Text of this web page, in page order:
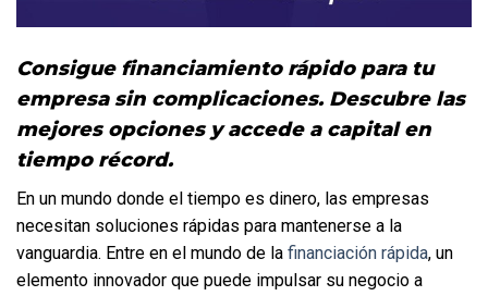
Consigue financiamiento rápido para tu
empresa sin complicaciones. Descubre las
mejores opciones y accede a capital en
tiempo récord.
En un mundo donde el tiempo es dinero, las empresas
necesitan soluciones rápidas para mantenerse a la
vanguardia. Entre en el mundo de la financiación rápida, un
elemento innovador que puede impulsar su negocio a